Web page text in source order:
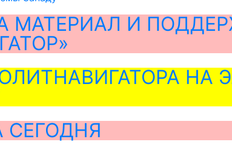
МАТЕРИАЛ И
НА
СЕГОДНЯ